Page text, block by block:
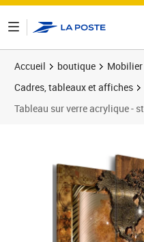
Accueil boutique
Cadres, tableaux et affiches
Tableau sur verre acrylique -